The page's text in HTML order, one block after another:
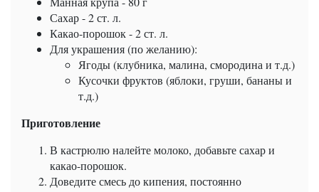
Сахар - 2 ст. л.
Какао-порошок - 2 ст. л.
Для украшения (по желанию):
Ягоды (клубника, малина, смородина и т.д.)
Кусочки фруктов (яблоки, груши, бананы и
т.д.)
Приготовление
В кастрюлю налейте молоко, добавьте сахар и
какао-порошок.
Доведите смесь до кипения, постоянно